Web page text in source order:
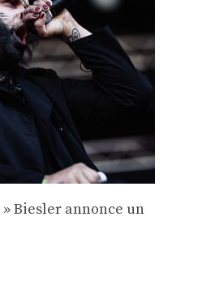
» Biesler annonce un